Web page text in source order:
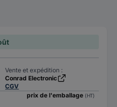
Vente et expédition :
Conrad Electronic
CGV
prix de l'emballage (HT)